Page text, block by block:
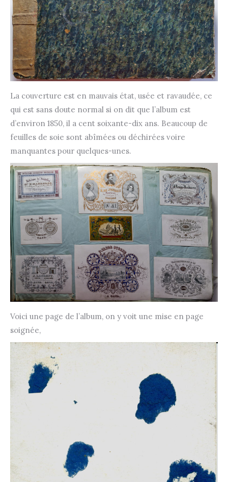
La couverture est en mauvais état, usée et ravaudée, ce
qui est sans doute normal si on dit que l’album est
d’environ 1850, il a cent soixante-dix ans. Beaucoup de
feuilles de soie sont abîmées ou déchirées voire
manquantes pour quelques-unes.
Voici une page de l’album, on y voit une mise en page
soignée,